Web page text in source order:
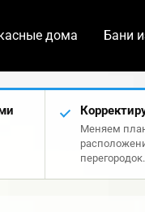
дома Бани
Меняем
перегородок.